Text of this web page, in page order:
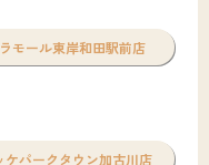
モール東岸和田駅前店
ケパークタウン加古川店